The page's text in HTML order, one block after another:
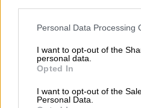
Please note that this website/
not limited to your visit or
grant or deny consent to
use your data for below
consent section.
Personal Data Processing
I want to opt-out of the
personal data.
Opted In
I want to opt-out of the
Personal Data.
έχουμε αύξηση
επηρεάζει τη φυσική
Πώς να μην είσαι
Χάνουμε τον πλανήτη
ζωή μου αλλά είναι